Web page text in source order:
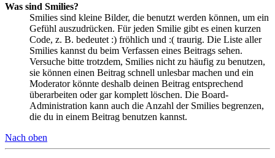
Was sind Smilies?
Smilies sind kleine Bilder, die benutzt werden können, um ein
Gefühl auszudrücken. Für jeden Smilie gibt es einen kurzen
Code, z. B. bedeutet :) fröhlich und :( traurig. Die Liste aller
Smilies kannst du beim Verfassen eines Beitrags sehen.
Versuche bitte trotzdem, Smilies nicht zu häufig zu benutzen,
sie können einen Beitrag schnell unlesbar machen und ein
Moderator könnte deshalb deinen Beitrag entsprechend
überarbeiten oder gar komplett löschen. Die Board-
Administration kann auch die Anzahl der Smilies begrenzen,
die du in einem Beitrag benutzen kannst.
Nach oben